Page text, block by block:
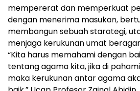
mempererat dan memperkuat
dengan menerima masukan,
membangun sebuah starategi,
menjaga kerukunan umat
“Kita harus memahami dengan
tentang agama kita, jika di
maka kerukunan antar agama